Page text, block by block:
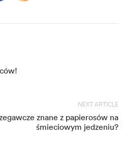
NEXT ARTICLE
znane z papierosów na
śmieciowym jedzeniu?